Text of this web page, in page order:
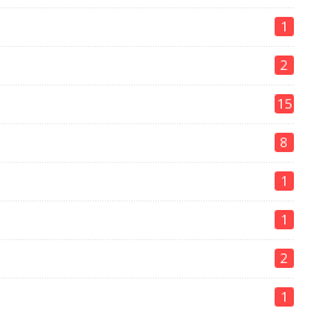
1
2
15
8
1
1
2
1